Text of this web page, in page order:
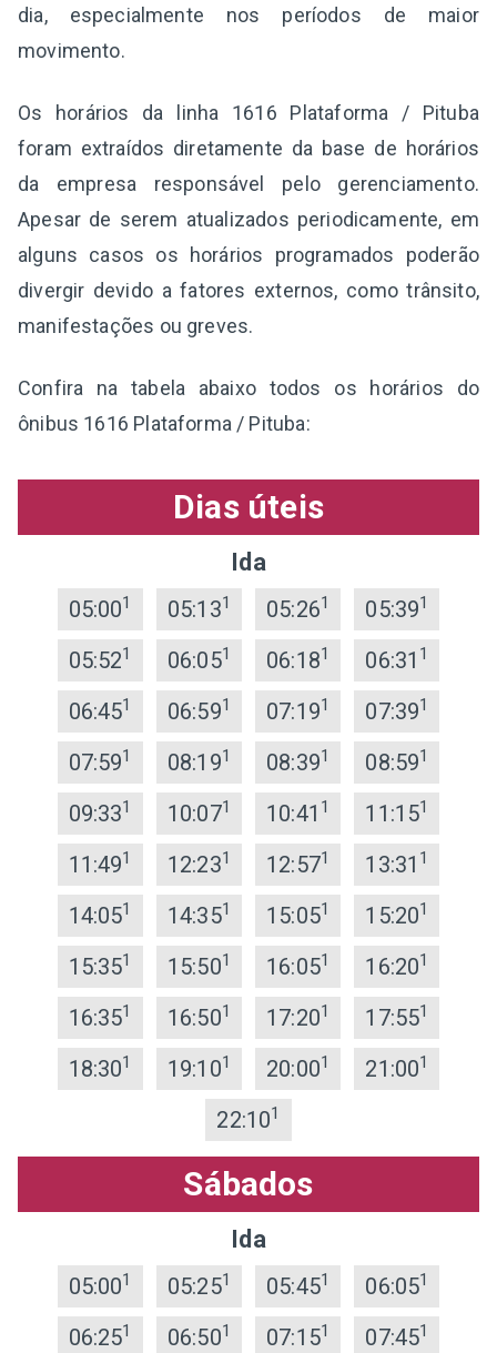
dia, especialmente nos períodos de maior
movimento.
Os horários da linha 1616 Plataforma / Pituba
foram extraídos diretamente da base de horários
da empresa responsável pelo gerenciamento.
Apesar de serem atualizados periodicamente, em
alguns casos os horários programados poderão
divergir devido a fatores externos, como trânsito,
manifestações ou greves.
Confira na tabela abaixo todos os horários do
ônibus 1616 Plataforma / Pituba:
Dias úteis
Ida
05:001 05:131 05:261 05:391
05:521 06:051 06:181 06:31 1
06:451 06:591 07:191 07:391
07:591 08:191 08:391 08:591
09:331 10:071 10:41 1 11:151
11:491 12:231 12:571 13:31 1
14:051 14:351 15:051 15:201
15:351 15:501 16:051 16:201
16:351 16:501 17:201 17:551
18:301 19:101 20:001 21:001
22:101
Sábados
Ida
05:001 05:251 05:451 06:051
06:251 06:501 07:151 07:451